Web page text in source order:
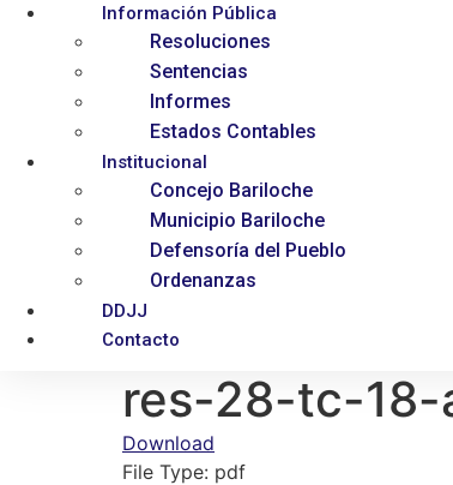
Información Pública
Resoluciones
Sentencias
Informes
Estados Contables
Institucional
Concejo Bariloche
Municipio Bariloche
Defensoría del Pueblo
Ordenanzas
DDJJ
Contacto
res-28-tc-
Download
File Type: pdf